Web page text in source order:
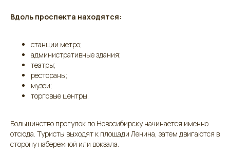
Вдоль проспекта находятся:
станции метро;
административные здания;
театры;
рестораны;
музеи;
торговые центры.
Большинство прогулок по Новосибирску начинается именно
отсюда. Туристы выходят к площади Ленина, затем двигаются в
сторону набережной или вокзала.